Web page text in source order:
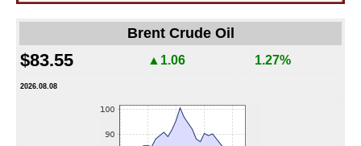
Brent Crude Oil
$83.55 ▲1.06 1.27%
2026.08.08